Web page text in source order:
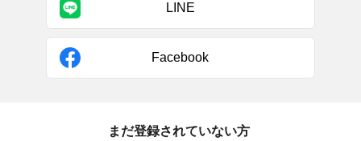
LINE
Facebook
まだ登録されていない方